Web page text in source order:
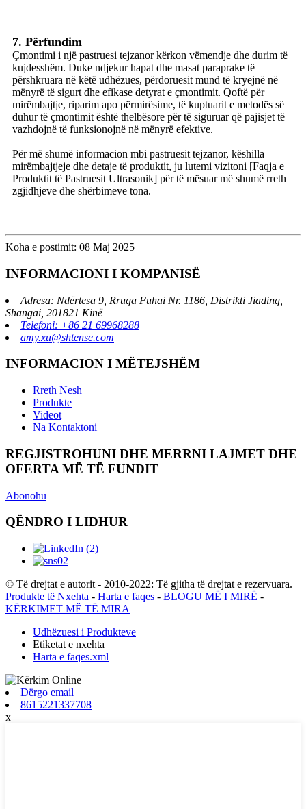
7. Përfundim
Çmontimi i një pastruesi tejzanor kërkon vëmendje dhe durim të
kujdesshëm. Duke ndjekur hapat dhe masat paraprake të
përshkruara në këtë udhëzues, përdoruesit mund të kryejnë në
mënyrë të sigurt dhe efikase detyrat e çmontimit. Qoftë për
mirëmbajtje, riparim apo përmirësime, të kuptuarit e metodës së
duhur të çmontimit është thelbësore për të siguruar që pajisjet të
vazhdojnë të funksionojnë në mënyrë efektive.
Për më shumë informacion mbi pastruesit tejzanor, këshilla
mirëmbajtjeje dhe detaje të produktit, ju lutemi vizitoni [Faqja e
Produktit të Pastruesit Ultrasonik] për të mësuar më shumë rreth
zgjidhjeve dhe shërbimeve tona.
Koha e postimit: 08 Maj 2025
INFORMACIONI I KOMPANISË
Adresa: Ndërtesa 9, Rruga Fuhai Nr. 1186, Distrikti Jiading,
Shangai, 201821 Kinë
Telefoni: +86 21 69968288
amy.xu@shtense.com
INFORMACION I MËTEJSHËM
Rreth Nesh
Produkte
Videot
Na Kontaktoni
REGJISTROHUNI DHE MERRNI LAJMET DHE
OFERTA MË TË FUNDIT
Abonohu
QËNDRO I LIDHUR
© Të drejtat e autorit - 2010-2022: Të gjitha të drejtat e rezervuara.
Produkte të Nxehta - Harta e faqes - BLOGU MË I MIRË -
KËRKIMET MË TË MIRA
Udhëzuesi i Produkteve
Etiketat e nxehta
Harta e faqes.xml
Dërgo email
8615221337708
x